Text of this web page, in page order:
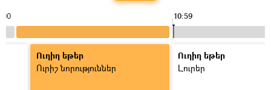
10:59
Ուղիղ եթեր
Ուրիշ նորություններ
Ուղիղ եթեր
Լուրեր